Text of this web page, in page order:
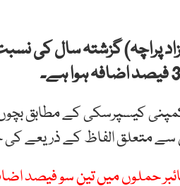
کیسپرسکی کے مطابق بچوں
سے متعلق الفاظ کے ذریعے کی
حملوں میں تین سو فیصد